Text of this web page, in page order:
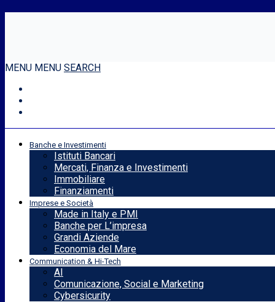
MENU MENU SEARCH
Banche e Investimenti
Istituti Bancari
Mercati, Finanza e Investimenti
Immobiliare
Finanziamenti
Imprese e Società
Made in Italy e PMI
Banche per L’impresa
Grandi Aziende
Economia del Mare
Communication & Hi-Tech
AI
Comunicazione, Social e Marketing
Cybersicurity